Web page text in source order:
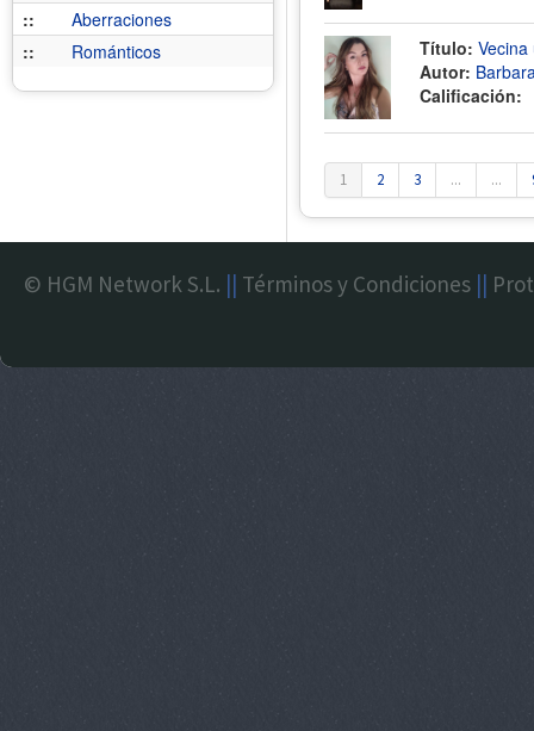
::
Aberraciones
::
Románticos Título:
Autor:
Calificación:
1 2 3 ... ...
© HGM Network S.L. || Términos y Condiciones ||